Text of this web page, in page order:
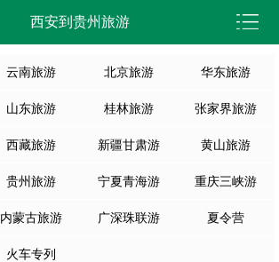
西安到贵州旅游
云南旅游 北京旅游 华东旅游
山东旅游 桂林旅游 张家界旅游
西藏旅游 新疆甘肃游 黄山旅游
贵州旅游 宁夏青海游 重庆三峡游
内蒙古旅游 广深珠联游 夏令营
火车专列